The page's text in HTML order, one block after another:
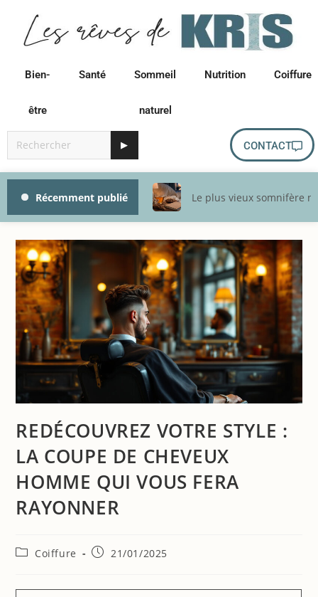
Bien-
être
Santé Sommeil
naturel
Nutrition Coiffure
▶ CONTACT
Récemment publié Le plus vieux somnifère
REDÉCOUVREZ VOTRE STYLE :
LA COUPE DE CHEVEUX
HOMME QUI VOUS FERA
RAYONNER
Coiffure 21/01/2025